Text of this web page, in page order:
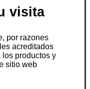
visita
por razones
acreditados
productos y
sitio web